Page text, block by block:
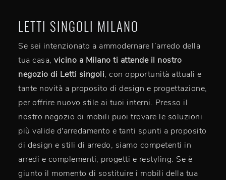
LETTI SINGOLI MILANO
Se sei intenzionato a ammodernare l’arredo della
tua casa, vicino a Milano ti attende il nostro
negozio di Letti singoli, con opportunità attuali e
tante novità a proposito di design e progettazione,
per offrire nuovo stile ai tuoi interni. Presso il
nostro negozio di mobili puoi trovare le soluzioni
più valide d'arredamento e tanti spunti a proposito
di design e stili di arredo, siamo competenti in
arredi e complementi, progetti e restyling. Se è
giunto il momento di sostituire i mobili della tua